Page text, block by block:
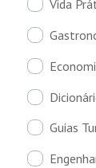
Vida
Guias